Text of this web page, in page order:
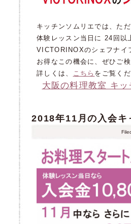
キッチンソムリエでは、た
体験レッスン当日に 24回
VICTORINOXのシェフナイ
お得なこの機会に、ぜひご
詳しくは、
こちら をご覧く
大阪の料理教室 キ
2018年11月の入会キ